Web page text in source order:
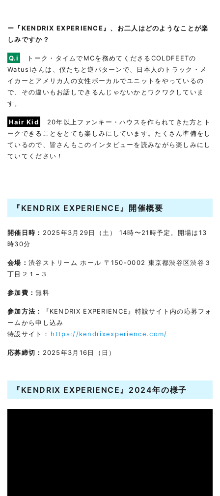
ー『KENDRIX EXPERIENCE』、お二人はどのようなことが楽
しみですか？
Q.i
トーク・タイムでMCを務めてくださるCOLDFEETの
Watusiさんは、僕たちと逆パターンで、日本人のトラック・メ
イカーとアメリカ人の女性ボーカルでユニットをやっているの
で、その違いもお話しできるんじゃないかとワクワクしていま
す。
Hair Kid
20年以上ファンキー・ハウスを作られてきた方とト
ークできることをとても楽しみにしています。たくさん準備をし
ているので、皆さんもこのインタビューを読みながら楽しみにし
ていてください！
『KENDRIX EXPERIENCE』開催概要
開催日時： 2025年3月29日（土） 14時〜21時予定。開場は13
時30分
会場： 渋谷ストリーム ホール 〒150-0002 東京都渋谷区渋谷３
丁目２１−３
参加費：無料
参加方法：
『KENDRIX EXPERIENCE』特設サイト内の応募フォ
ームから申し込み
特設サイト： https://kendrixexperience.com/
応募締切： 2025年3月16日（日）
『KENDRIX EXPERIENCE』2024年の様子